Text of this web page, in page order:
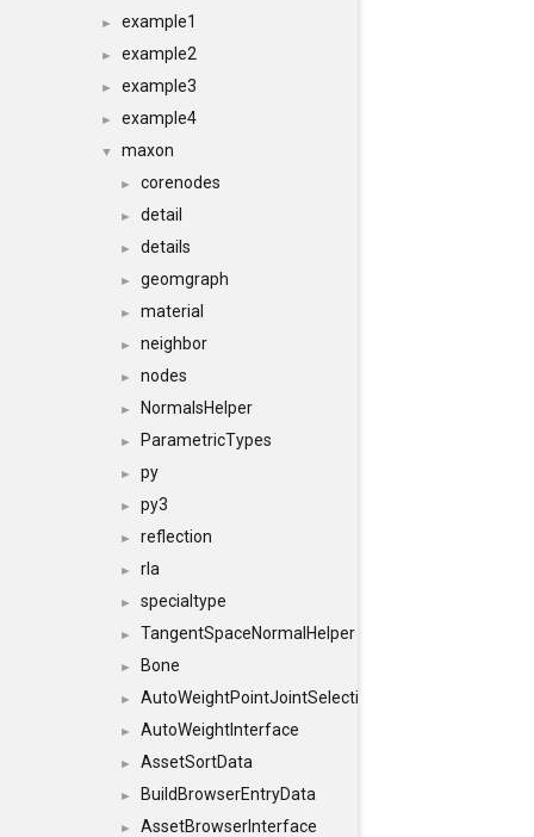
► example1
► example2
► example3
► example4
▼ maxon
► corenodes
► detail
► details
► geomgraph
► material
► neighbor
► nodes
► NormalsHelper
► ParametricTypes
► py
► py3
► reflection
► rla
► specialtype
► TangentSpaceNormalHelper
► Bone
► AutoWeightPointJointSelections
► AutoWeightInterface
► AssetSortData
► BuildBrowserEntryData
► AssetBrowserInterface